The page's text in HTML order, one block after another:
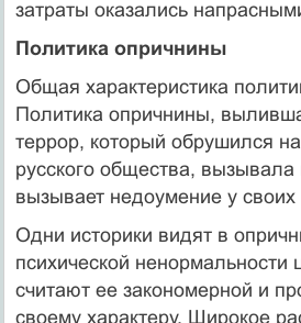
затраты оказались
Политика опричнины
Общая характеристика
Политика опричнины,
террор, который обрушился
русского общества, вызывала
вызывает недоумение у
Одни историки видят в
психической ненормальности
считают ее закономерной и
своему характеру. Широкое